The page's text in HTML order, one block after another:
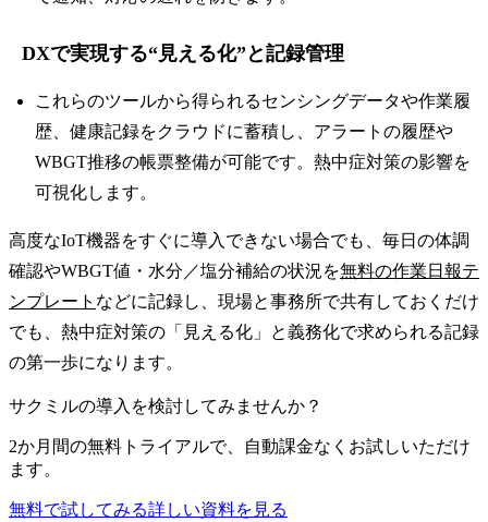
DXで実現する“見える化”と記録管理
これらのツールから得られるセンシングデータや作業履
歴、健康記録をクラウドに蓄積し、アラートの履歴や
WBGT推移の帳票整備が可能です。熱中症対策の影響を
可視化します。
高度なIoT機器をすぐに導入できない場合でも、毎日の体調
確認やWBGT値・水分／塩分補給の状況を無料の作業日報テ
ンプレート などに記録し、現場と事務所で共有しておくだけ
でも、熱中症対策の「見える化」と義務化で求められる記録
の第一歩になります。
サクミルの導入を検討してみませんか？
2か月間の無料トライアルで、自動課金なくお試しいただけ
ます。
無料で試してみる詳しい資料を見る